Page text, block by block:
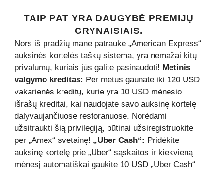
TAIP PAT YRA DAUGYBĖ PREMIJŲ
GRYNAISIAIS.
Nors iš pradžių mane patraukė „American Express“
auksinės kortelės taškų sistema, yra nemažai kitų
privalumų, kuriais jūs galite pasinaudoti! Metinis
valgymo kreditas: Per metus gaunate iki 120 USD
vakarienės kreditų, kurie yra 10 USD mėnesio
išrašų kreditai, kai naudojate savo auksinę kortelę
dalyvaujančiuose restoranuose. Norėdami
užsitraukti šią privilegiją, būtinai užsiregistruokite
per „Amex“ svetainę! „Uber Cash“: Pridėkite
auksinę kortelę prie „Uber“ sąskaitos ir kiekvieną
mėnesį automatiškai gaukite 10 USD „Uber Cash“